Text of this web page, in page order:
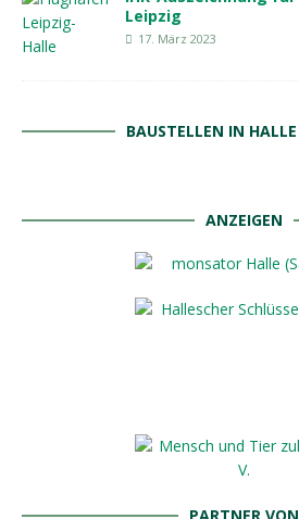
Leipzig
17. März 2023
BAUSTELLEN IN
ANZEIGEN